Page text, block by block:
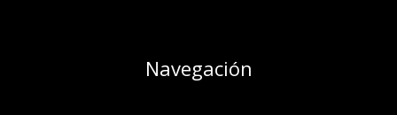
Navegación